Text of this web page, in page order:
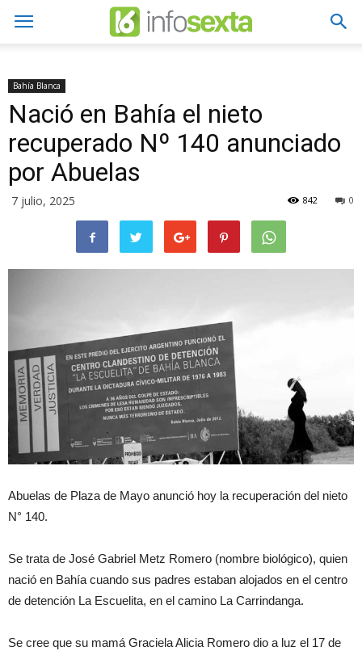
Bahía Blanca
Nació en Bahía el nieto
recuperado Nº 140 anunciado
por Abuelas
7 julio, 2025 0
842
Abuelas de Plaza de Mayo anunció hoy la recuperación del nieto
N° 140.
Se trata de José Gabriel Metz Romero (nombre biológico), quien
nació en Bahía cuando sus padres estaban alojados en el centro
de detención La Escuelita, en el camino La Carrindanga.
Se cree que su mamá Graciela Alicia Romero dio a luz el 17 de